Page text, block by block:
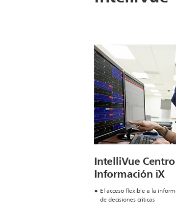
IntelliVue
Información iX
El acceso flexible a la
de decisiones críticas